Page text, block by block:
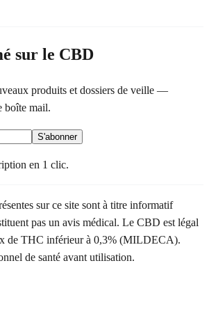
sur le CBD
produits et dossiers de veille —
boîte mail.
S'abonner
en 1 clic.
sur ce site sont à titre informatif
pas un avis médical. Le CBD est légal
de THC inférieur à 0,3% (MILDECA).
de santé avant utilisation.